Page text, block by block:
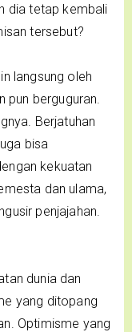
dia tetap kembali
tersebut?
langsung oleh
pun berguguran.
Berjatuhan
bisa
kekuatan
dan ulama,
penjajahan.
dunia dan
yang ditopang
Optimisme yang